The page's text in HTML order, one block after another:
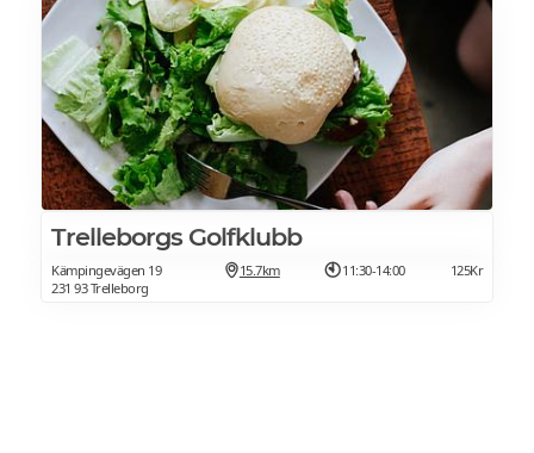
Trelleborgs Golfklubb
Kämpingevägen 19
231 93 Trelleborg
15.7km 11:30-14:00 125Kr